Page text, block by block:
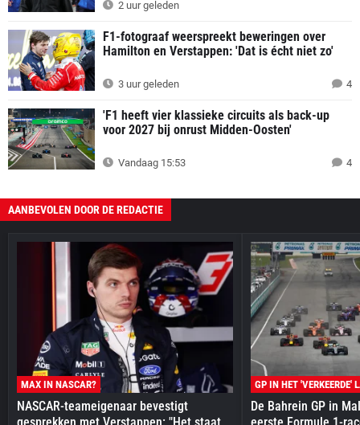
2 uur geleden
F1-fotograaf weerspreekt beweringen over
Hamilton en Verstappen: 'Dat is écht niet zo'
3 uur geleden 4
'F1 heeft vier klassieke circuits als back-up
voor 2027 bij onrust Midden-Oosten'
Vandaag 15:53 4
AANBEVOLEN DOOR DE REDACTIE
MAX IN NASCAR?
NASCAR-teameigenaar bevestigt
GP IN HET 'VERKEERDE'
De Bahrein GP in